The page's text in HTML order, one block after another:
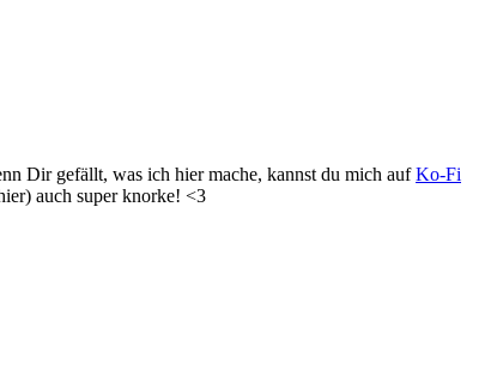
Dir gefällt, was ich hier mache, kannst du mich aufKo-Fi
auch super knorke! <3